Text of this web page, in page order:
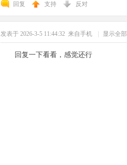
回复 支持 反对
发表于 2026-3-5 11:44:32 来自手机 显示全
回复一下看看，感觉还行